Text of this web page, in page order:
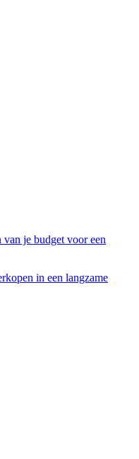
je budget voor een
in een langzame